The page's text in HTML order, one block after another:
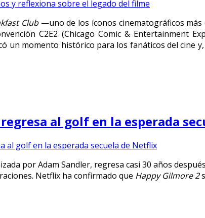
Club—uno de los íconos cinematográficos
C2E2 (Chicago Comic & Entertainment
un momento histórico para los fanáticos del cine
al golf en la esperada
por Adam Sandler, regresa casi 30 años
Netflix ha confirmado que Happy Gilmore 2